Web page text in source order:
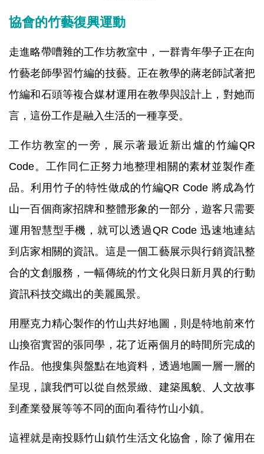
協會的竹藝復興運動
走進略帶嘈雜的工作坊教室中，一群青年學子正在向
竹藝老師學習竹編的技藝。正在教學的蔣老師試著把
竹編和石頭等複合媒材運用在教學與設計上，對她而
言，這份工作是融入生活的一種享受。
工作坊教室的一旁，展示著最近新出爐的竹編QR
Code。工作同仁正努力地整理相關的素材並製作產
品。利用竹子的特性做成的竹編QR Code 將成為竹
山一百個商家招牌和整體形象的一部分，遊客只需要
運用智慧型手機，就可以透過QR Code 迅速地連結
到店家相關的資訊。這是一個工藝展示與行銷資訊整
合的文創服務，一幅傳統的竹文化與日新月異的行動
資訊科技交織出的美麗風景。
用壓克力精心製作的竹山共好地圖，則是特地前來竹
山換宿實習的張同學，花了近兩個月的時間所完成的
作品。他搜集與盤點在地資料，透過地圖一層一層的
呈現，讓我們可以從自然景緻、建築風貌、人文故事
到產業發展等等不同的面向看待竹山小鎮。
這裡就是南投縣竹山鎮竹生活文化協會，除了僱用在